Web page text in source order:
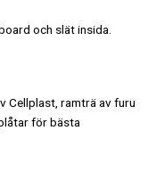
och slät insida.
Cellplast, ramträ av furu
för bästa